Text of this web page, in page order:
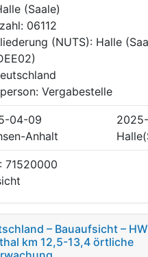
(Saale)
06112
(NUTS): Halle
Vergabestelle
04-09
Anhalt
71520000
– Bauaufsicht –
km 12,5-13,4 örtliche